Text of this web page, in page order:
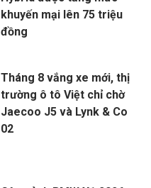
khuyến mại lên 75 triệu
đồng
Tháng 8 vắng xe mới, thị
trường ô tô Việt chỉ chờ
Jaecoo J5 và Lynk & Co
02